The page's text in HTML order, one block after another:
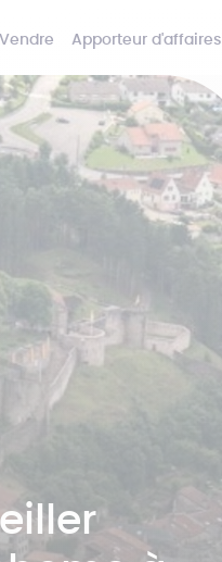
Vendre Apporteur d'affaires